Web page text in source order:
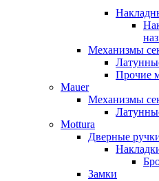
Механизмы
Прочие
Mauer
Механизмы
Mottura
Дверные
Замки